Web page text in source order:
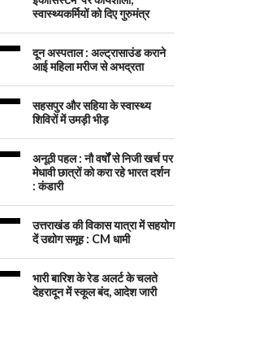
स्वास्थ्यकर्मियों को दिए गुरुमंत्र
दून अस्पताल : अल्ट्रासाउंड कराने
आई महिला मरीज से अभद्रता
सहसपुर और सहिया के स्वास्थ्य
शिविरों में उमड़ी भीड़
अनूठी पहल : नौ वर्षों से निजी खर्च पर
मेधावी छात्रों को करा रहे भारत दर्शन
: कंडारी
उत्तराखंड की विकास यात्रा में सहयोग
दें उद्योग समूह : CM धामी
भारी बारिश के रेड अलर्ट के चलते
देहरादून में स्कूल बंद, आदेश जारी